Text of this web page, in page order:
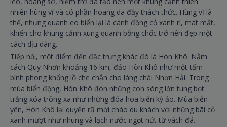
nhiên hùng vĩ và có phần hoang dã đầy thách thức. Hùng vĩ là
thế, nhưng quanh eo biển lại là cánh đồng cỏ xanh rì, mát mắt,
khiến cho khung cảnh xung quanh bỗng chốc trở nên đẹp một
cách dịu dàng.
Tiếp nối, một điểm đến đặc trưng khác đó là Hòn Khô. Nằm
cách Quy Nhơn khoảng 16 km, đảo Hòn Khô như một tấm
bình phong khổng lồ che chắn cho làng chài Nhơn Hải. Trong
mùa biển động, Hòn Khô đón những con sóng lớn tung bọt
trắng xóa trông xa như những đóa hoa biển kỳ ảo. Mùa biển
yên, Hòn Khô lại quyến rũ mời chào du khách với những bãi cỏ
xanh mượt như nhung và lạch nước ngọt nứt từ vách đá.